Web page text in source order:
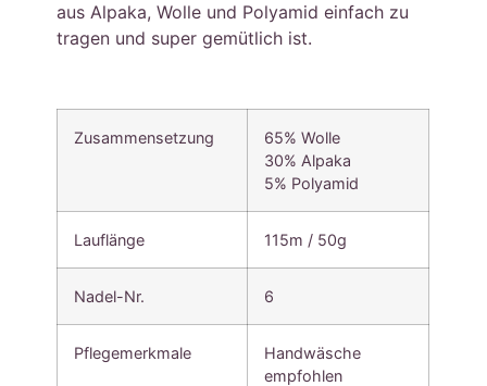
aus Alpaka, Wolle und Polyamid einfach zu
tragen und super gemütlich ist.
Zusammensetzung
65% Wolle
30% Alpaka
5% Polyamid
Lauflänge 115m / 50g
Nadel-Nr. 6
Pflegemerkmale
Handwäsche
empfohlen